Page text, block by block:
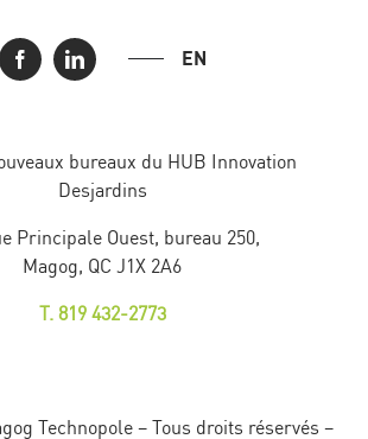
EN
bureaux du HUB Innovation
Desjardins
Principale Ouest, bureau 250,
Magog, QC J1X 2A6
T. 819 432-2773
Technopole – Tous droits réservés –